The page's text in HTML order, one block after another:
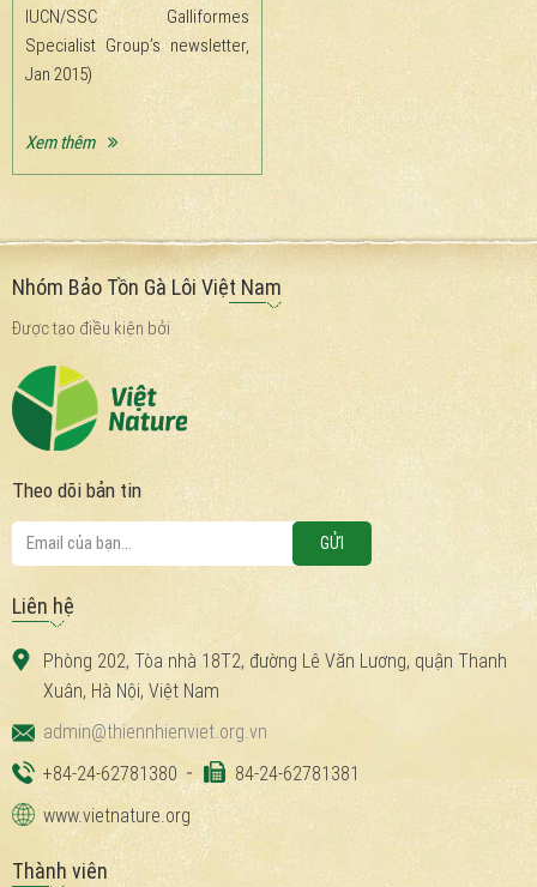
IUCN/SSC Galliformes
Specialist Group’s newsletter,
Jan 2015)
Xem thêm
Nhóm Bảo Tồn Gà Lôi Việt Nam
Được tạo điều kiện bởi
Theo dõi bản tin
Liên hệ
Phòng 202, Tòa nhà 18T2, đường Lê Văn Lương, quận Thanh
Xuân, Hà Nội, Việt Nam
admin@thiennhienviet.org.vn
+84-24-62781380
84-24-62781381
www.vietnature.org
Thành viên